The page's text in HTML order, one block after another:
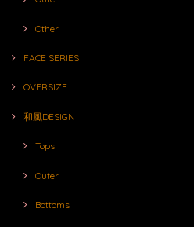
Other
FACE SERIES
OVERSIZE
和風DESIGN
Tops
Outer
Bottoms